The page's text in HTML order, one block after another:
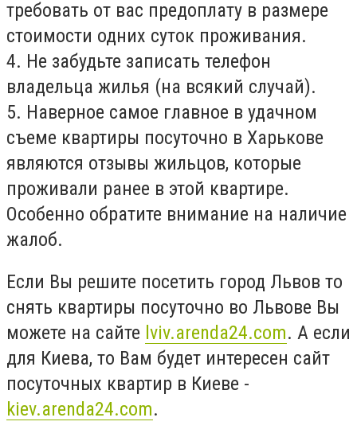
требовать от вас предоплату в размере
стоимости одних суток проживания.
4. Не забудьте записать телефон
владельца жилья (на всякий случай).
5. Наверное самое главное в удачном
съеме квартиры посуточно в Харькове
являются отзывы жильцов, которые
проживали ранее в этой квартире.
Особенно обратите внимание на наличие
жалоб.
Если Вы решите посетить город Львов то
снять квартиры посуточно во Львове Вы
можете на сайте lviv.arenda24.com. А если
для Киева, то Вам будет интересен сайт
посуточных квартир в Киеве -
kiev.arenda24.com.